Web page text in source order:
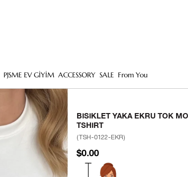
PJSME EV GİYİM ACCESSORY SALE From You
BISIKLET YAKA EKRU TOK
TSHIRT
(TSH-0122-EKR)
$0.00